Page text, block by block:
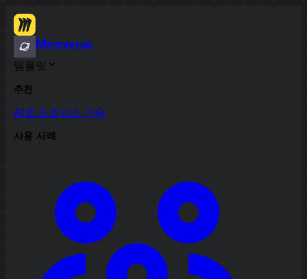
Miroverse
템플릿
추천
AI로 프로세스 가속
사용 사례